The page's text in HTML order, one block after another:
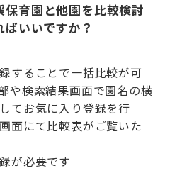
育園と他園を比較検討
いいですか？
することで一括比較が可
や検索結果画面で園名の横
てお気に入り登録を行
面にて比較表がご覧いた
が必要です